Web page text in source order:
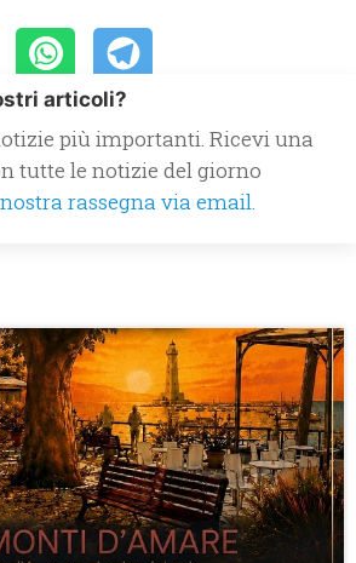
articoli?
più importanti. Ricevi una
tutte le notizie del giorno
rassegna via email.